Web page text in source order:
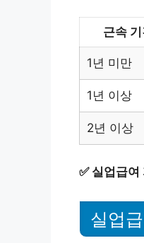
근속
1년 미만
1년 이상
2년 이상
✅ 실업급여
실업